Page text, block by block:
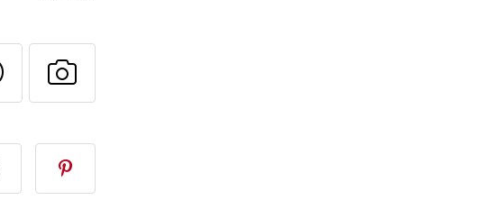
receta a un amigo
esta página
Preguntar al autor
Publicar la foto de esta receta